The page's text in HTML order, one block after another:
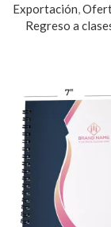
Exportación,
Regreso a